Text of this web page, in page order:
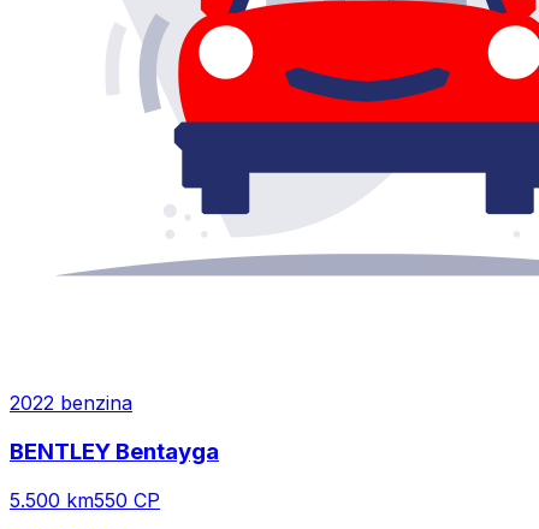
2022 benzina
BENTLEY Bentayga
5.500 km550 CP